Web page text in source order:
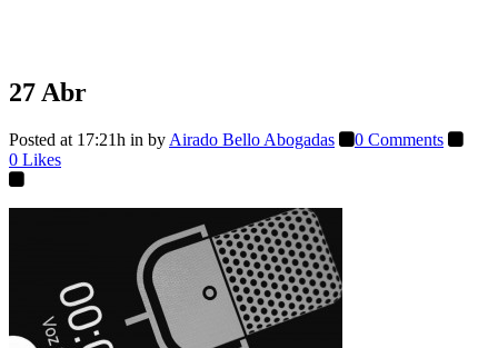
27 Abr
Posted at 17:21h in by Airado Bello Abogadas
0 Comments
0 Likes